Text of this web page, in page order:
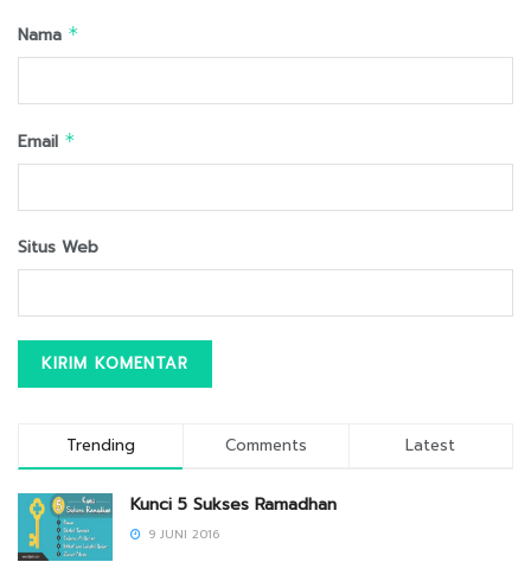
Nama *
Email *
Situs Web
Trending Comments Latest
Kunci 5 Sukses Ramadhan
9 JUNI 2016